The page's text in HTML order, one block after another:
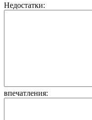
Недостатки:
впечатления: